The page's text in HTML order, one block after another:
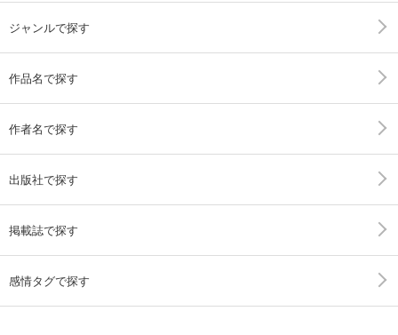
ジャンルで探す
作品名で探す
作者名で探す
出版社で探す
掲載誌で探す
感情タグで探す